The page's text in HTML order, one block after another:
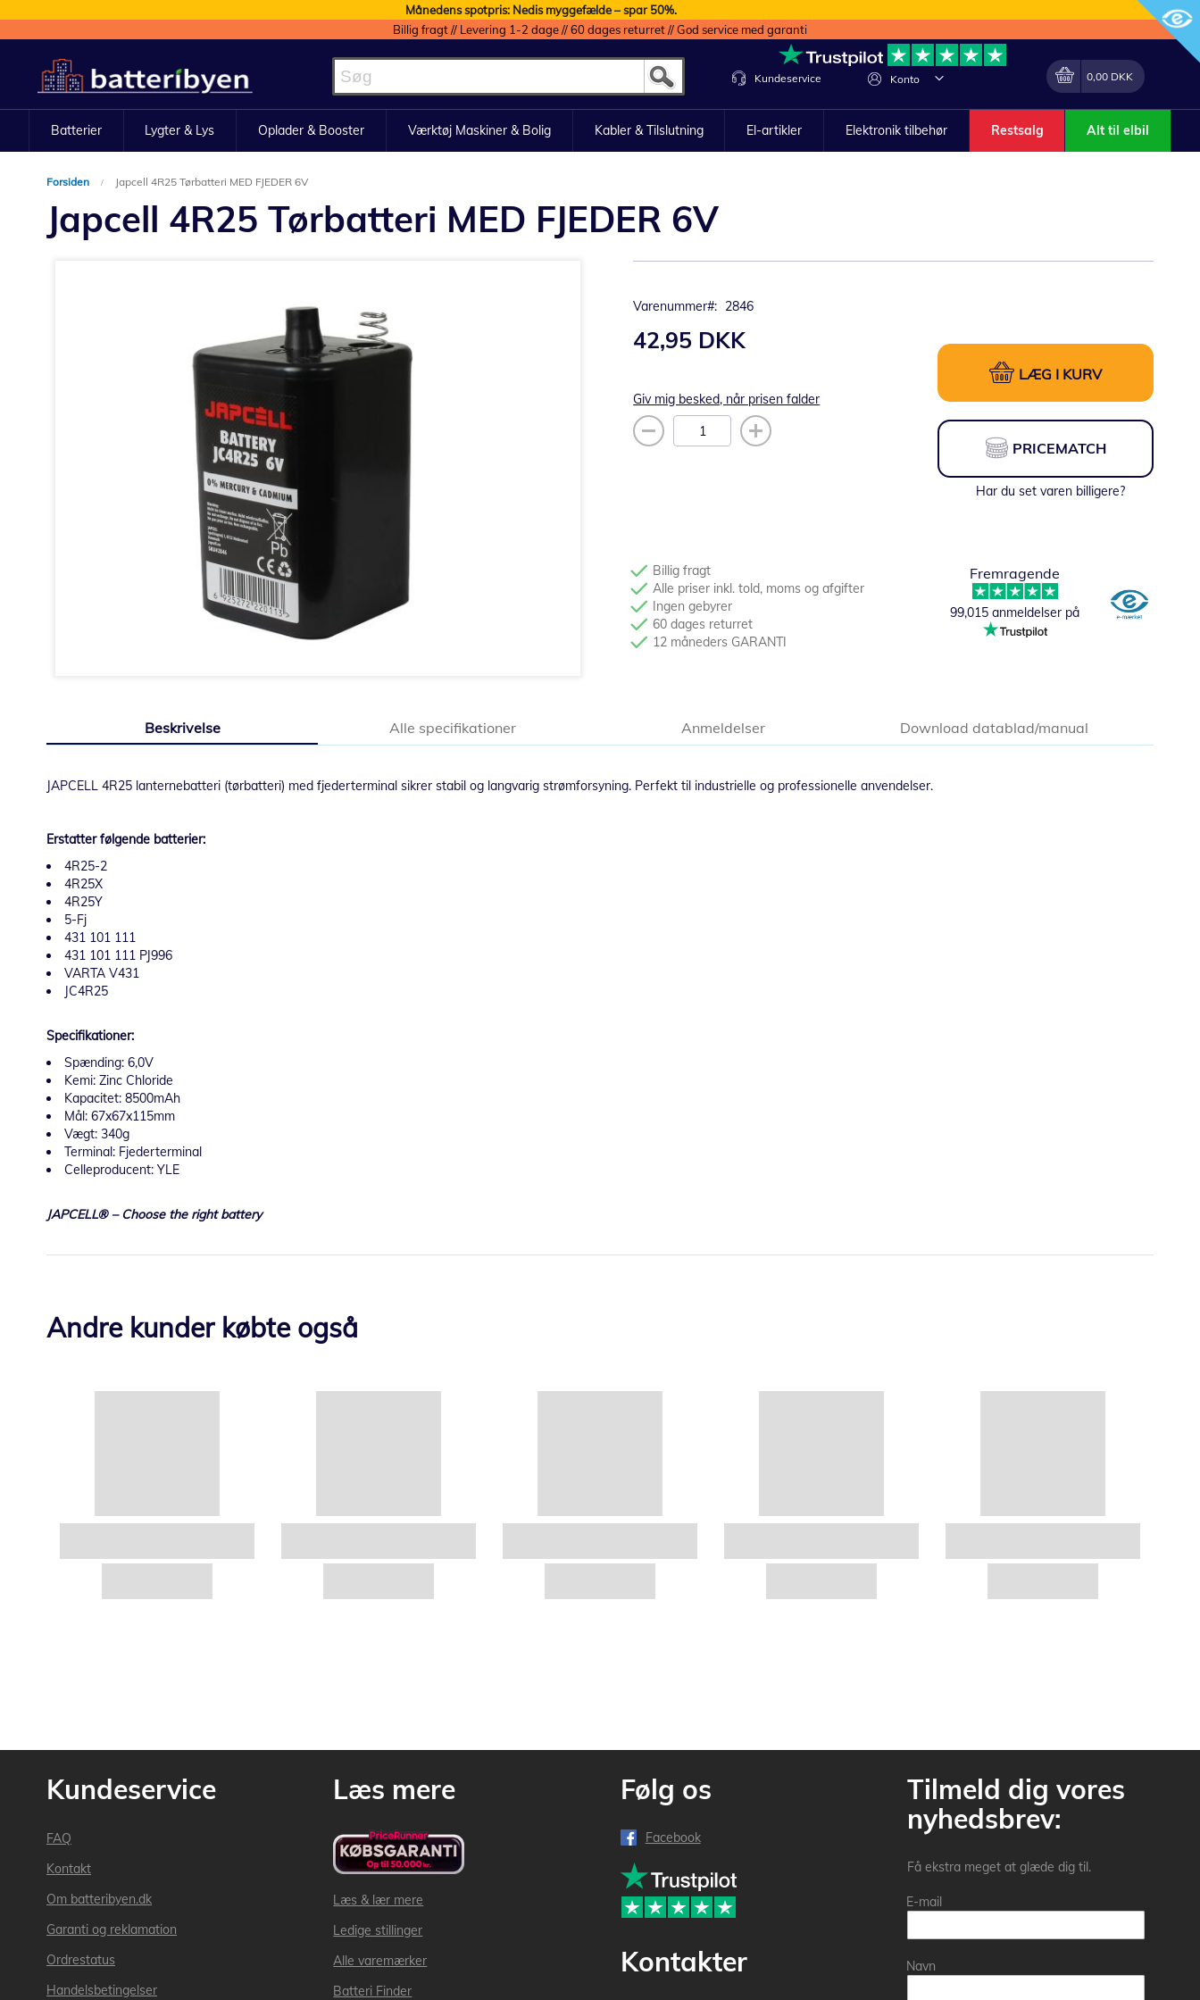
Månedens spotpris: Nedis myggefælde – spar 50%.
Billig fragt // Levering 1-2 dage // 60 dages returret // God service med garanti
to
Content
Konto
Lave
Min indkøbskurv
0,00 DKK
Kundeservice
Batterier Lygter & Lys Oplader & Booster Værktøj Maskiner & Bolig Kabler & Tilslutning El-artikler Elektronik tilbehør Restsalg Alt til elbil
Forsiden Japcell 4R25 Tørbatteri MED FJEDER 6V
Japcell 4R25 Tørbatteri MED FJEDER 6V
Varenummer 2846
42,95 DKK
Giv mig besked, når prisen falder
LÆG I KURV
PRICEMATCH
Har du set varen billigere?
Billig fragt
Alle priser inkl. told, moms og afgifter
Ingen gebyrer
60 dages returret
12 måneders GARANTI
Fremragende
99,015 anmeldelser på
af
Beskrivelse
JAPCELL 4R25 lanternebatteri (tørbatteri) med fjederterminal sikrer stabil og langvarig strømforsyning. Perfekt til industrielle og professionelle anvendelser.
Erstatter følgende batterier:
4R25-2
4R25X
4R25Y
5-Fj
431 101 111
431 101 111 PJ996
VARTA V431
JC4R25
Specifikationer:
Spænding: 6,0V
Kemi: Zinc Chloride
Kapacitet: 8500mAh
Mål: 67x67x115mm
Vægt: 340g
Terminal: Fjederterminal
Celleproducent: YLE
JAPCELL® – Choose the right battery
Alle specifikationer Anmeldelser Download datablad/manual
Andre kunder købte også
Kundeservice
FAQ
Kontakt
Om batteribyen.dk
Garanti og reklamation
Ordrestatus
Handelsbetingelser
Læs mere
Læs & lær mere
Ledige stillinger
Alle varemærker
Batteri Finder
Følg os
Facebook
Kontakter
Tilmeld dig vores
nyhedsbrev:
Få ekstra meget at glæde dig til.
E-mail
Navn